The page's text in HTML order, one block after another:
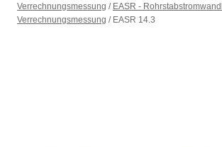
Verrechnungsmessung / EASR -
Verrechnungsmessung / EASR 14.3